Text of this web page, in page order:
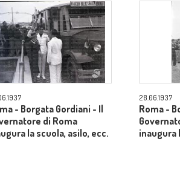
- Borgata Gordiani - Il
di Roma
la scuola, asilo, ecc.
28.06.1937
Roma -
inaugura